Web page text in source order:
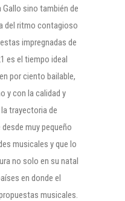
sino también de
del ritmo contagioso
impregnadas de
es el tiempo ideal
por ciento bailable,
y con la calidad y
trayectoria de
muy pequeño
musicales y que lo
no solo en su natal
en donde el
musicales.